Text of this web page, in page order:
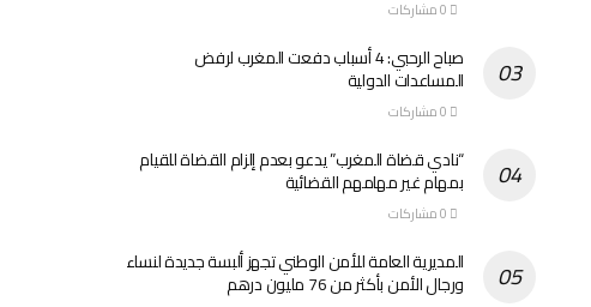
صباح الرحبي: 4 أسباب دفعت المغرب لرفض
المساعدات الدولية
“نادي قضاة المغرب” يدعو بعدم إلزام القضاة للقيام
بمهام غير مهامهم القضائية
المديرية العامة للأمن الوطني تجهز ألبسة جديدة لنساء
ورجال الأمن بأكثر من 76 مليون درهم